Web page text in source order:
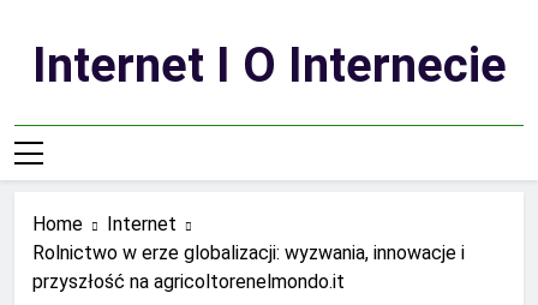
contentInternet I O Internecie
Home
Internet
Rolnictwo w erze globalizacji: wyzwania, innowacje i
przyszłość na agricoltorenelmondo.it